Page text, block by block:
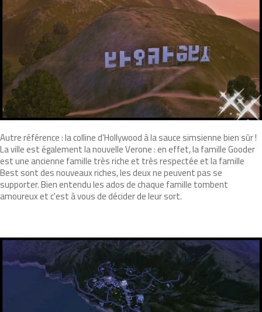
Autre référence : la colline d'Hollywood à la sauce simsienne bien sûr !
La ville est également la nouvelle Verone : en effet, la famille Gooder
est une ancienne famille très riche et très respectée et la famille
Best sont des nouveaux riches, les deux ne peuvent pas se
supporter. Bien entendu les ados de chaque famille tombent
amoureux et c'est à vous de décider de leur sort.